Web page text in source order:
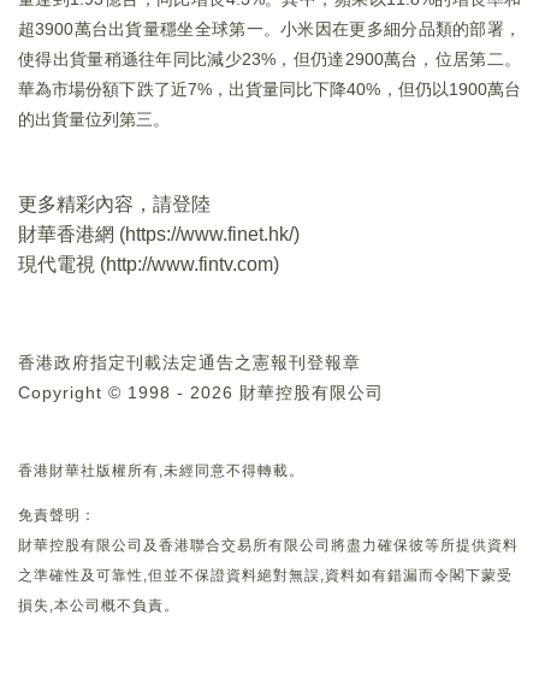
超3900萬台出貨量穩坐全球第一。小米因在更多細分品類的部署，
使得出貨量稍遜往年同比減少23%，但仍達2900萬台，位居第二。
華為市場份額下跌了近7%，出貨量同比下降40%，但仍以1900萬台
的出貨量位列第三。
更多精彩內容，請登陸
財華香港網 (https://www.finet.hk/)
現代電視 (http://www.fintv.com)
香港政府指定刊載法定通告之憲報刊登報章
Copyright © 1998 - 2026 財華控股有限公司
香港財華社版權所有,未經同意不得轉載。
免責聲明：
財華控股有限公司及香港聯合交易所有限公司將盡力確保彼等所提供資料
之準確性及可靠性,但並不保證資料絕對無誤,資料如有錯漏而令閣下蒙受
損失,本公司概不負責。